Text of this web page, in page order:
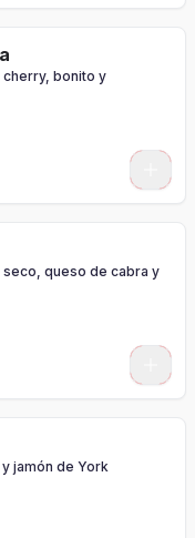
bonito y
queso de cabra y
125gr y jamón de York